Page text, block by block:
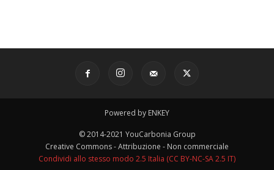
Powered by ENKEY
© 2014-2021 YouCarbonia Group
Creative Commons - Attribuzione - Non commerciale
Condividi allo stesso modo 2.5 Italia (CC BY-NC-SA 2.5 IT)